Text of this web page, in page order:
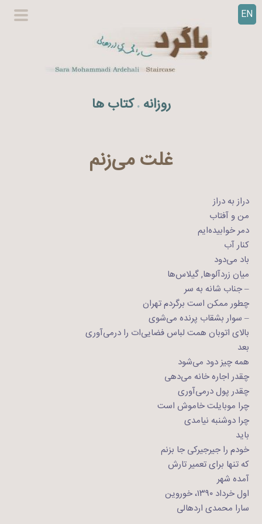
EN
روزانه . کتاب ها
غلت می‌زنم
دراز به دراز
من و آفتاب
دمر خوابیده‌ایم
کنار آب
باد می‌دود
میان زردآلوها, گیلاس‌ها
– جناب شانه‌ به سر
چطور ممکن است برگردم تهران
– سوار بشقاب پرنده‌ می‌شوی
بالای اتوبان همت لباس فضایی‌ات را درمی‌آوری
بعد
همه چیز دود می‌شود
چقدر اجاره خانه می‌دهی
چقدر پول درمی‌آوری
چرا موبایلت خاموش است
چرا دوشنبه نیامدی
باید
خودم را جیرجیرکی جا بزنم
که تنها برای تعمیر تارش
آمده شهر
اول خرداد ۱۳۹۰، خوروین
سارا محمدی اردهالی